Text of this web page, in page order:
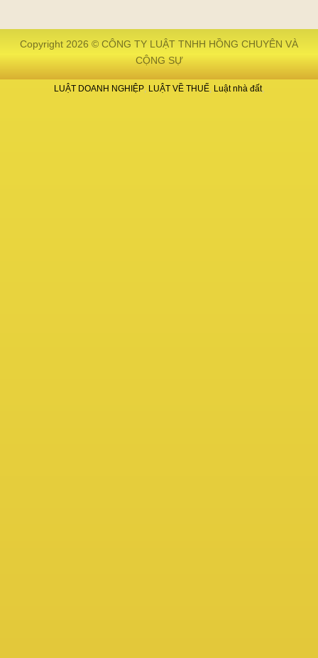
Copyright 2026 © CÔNG TY LUẬT TNHH HỒNG CHUYÊN VÀ
CỘNG SỰ
LUẬT DOANH NGHIỆP LUẬT VỀ THUẾ Luật nhà đất